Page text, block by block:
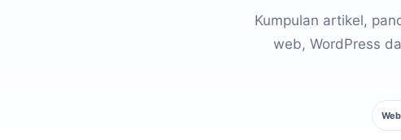
Kumpulan artikel,
web, WordPress